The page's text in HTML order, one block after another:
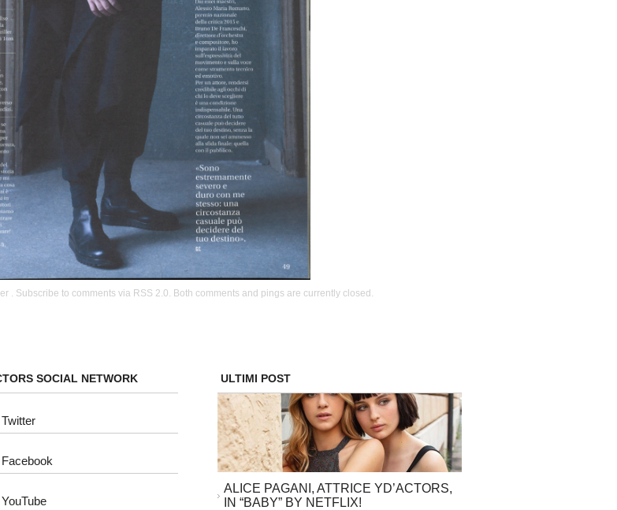
. Subscribe to comments via RSS 2.0 . Both comments and pings are currently closed.
SOCIAL NETWORK
Twitter
Facebook
YouTube
ULTIMI POST
ALICE PAGANI, ATTRICE YD’ACTORS,
IN “BABY” BY NETFLIX!